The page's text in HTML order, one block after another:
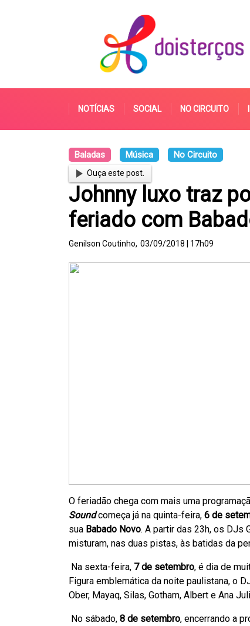
NOTÍCIAS SOCIAL NO CIRCUITO
Baladas Música No Circuito
Ouça este post.
Johnny luxo traz
feriado com
Genilson Coutinho, 03/09/2018 | 17h09
O feriadão chega com mais uma
Soundcomeça já na quinta-feira, 6 de
sua Babado Novo. A partir das 23h, os DJs
misturam, nas duas pistas, às batidas da
Na sexta-feira, 7 de setembro, é dia de
Figura emblemática da noite paulistana, o
Ober, Mayaq, Silas, Gotham, Albert e Ana
No sábado, 8 de setembro, encerrando a